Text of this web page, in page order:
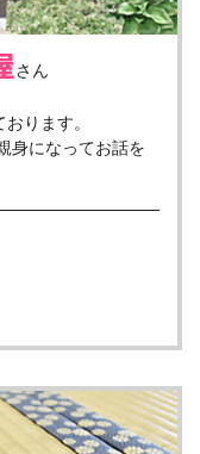
さん
ります。
身になってお話を